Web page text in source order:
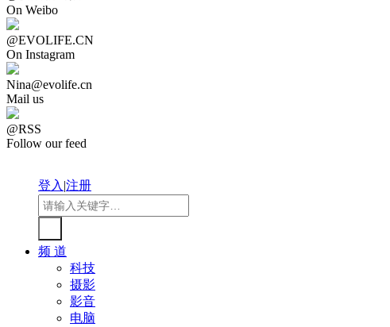
On Weibo
@EVOLIFE.CN
On Instagram
Nina@evolife.cn
Mail us
@RSS
Follow our feed
登入|注册
频 道
科技
摄影
影音
电脑